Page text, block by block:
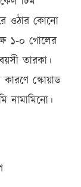
ওঠার কোনো
১-০ গোলের
তারকা।
স্কোয়াড
নামামিনো।